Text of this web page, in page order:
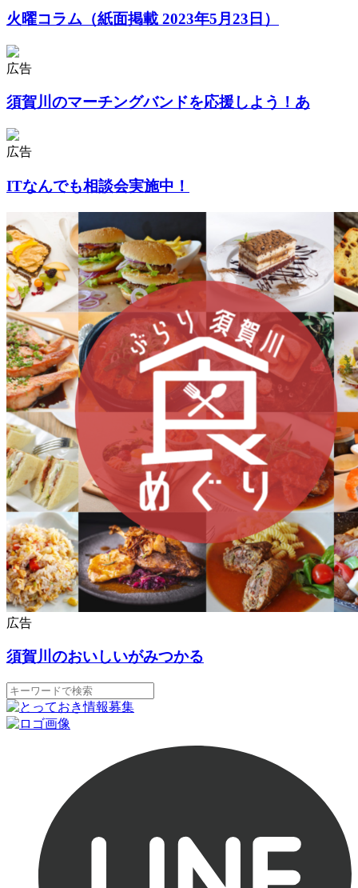
火曜コラム（紙面掲載 2023年5月23日）
広告
須賀川のマーチングバンドを応援しよう！あ
広告
ITなんでも相談会実施中！
広告
須賀川のおいしいがみつかる